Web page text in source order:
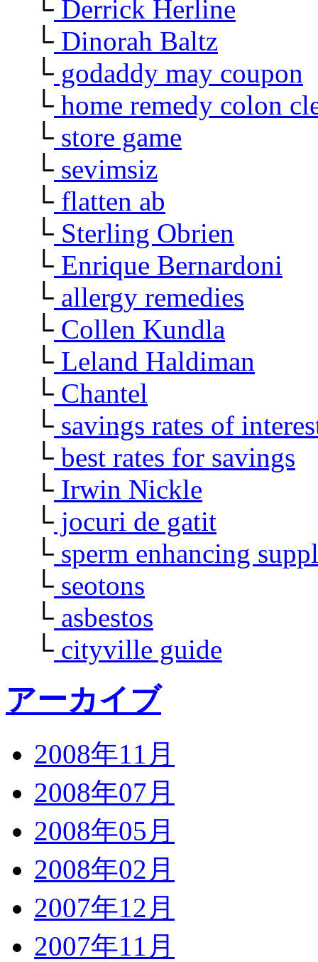
└ Derrick Herline
└ Dinorah Baltz
└ godaddy may coupon
└ home remedy colon
└ store game
└ sevimsiz
└ flatten ab
└ Sterling Obrien
└ Enrique Bernardoni
└ allergy remedies
└ Collen Kundla
└ Leland Haldiman
└ Chantel
└ savings rates of
└ best rates for savings
└ Irwin Nickle
└ jocuri de gatit
└ sperm enhancing
└ seotons
└ asbestos
└ cityville guide
アーカイブ
2008年11月
2008年07月
2008年05月
2008年02月
2007年12月
2007年11月